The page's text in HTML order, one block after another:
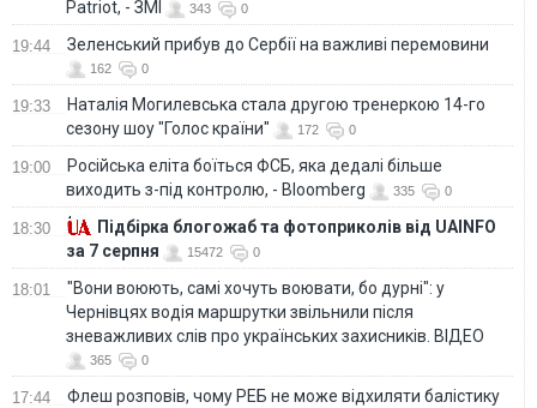
Patriot, - ЗМІ
343 0
19:44 Зеленський прибув до Сербії на важливі перемовини
162 0
19:33
Наталія Могилевська стала другою тренеркою 14-го
сезону шоу "Голос країни"
172 0
19:00
Російська еліта боїться ФСБ, яка дедалі більше
виходить з-під контролю, - Bloomberg
335 0
18:30
Підбірка блогожаб та фотоприколів від UAINFO
за 7 серпня
15472 0
18:01
"Вони воюють, самі хочуть воювати, бо дурні": у
Чернівцях водія маршрутки звільнили після
зневажливих слів про українських захисників. ВІДЕО
365 0
17:44 Флеш розповів, чому РЕБ не може відхиляти балістику